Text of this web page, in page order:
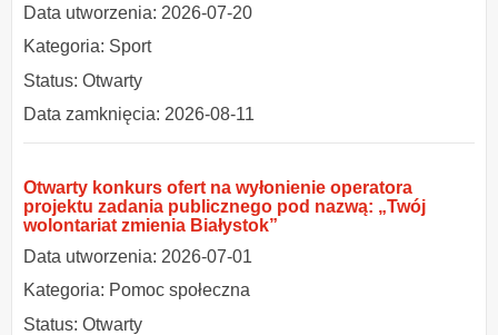
Data utworzenia: 2026-07-20
Kategoria: Sport
Status: Otwarty
Data zamknięcia: 2026-08-11
Otwarty konkurs ofert na wyłonienie operatora
projektu zadania publicznego pod nazwą: „Twój
wolontariat zmienia Białystok”
Data utworzenia: 2026-07-01
Kategoria: Pomoc społeczna
Status: Otwarty